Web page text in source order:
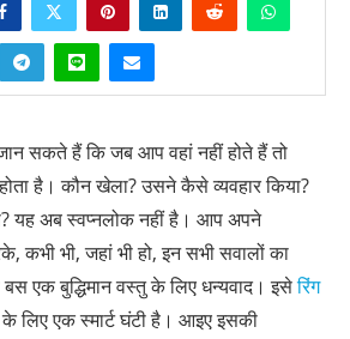
सकते हैं कि जब आप वहां नहीं होते हैं तो
है। कौन खेला? उसने कैसे व्यवहार किया?
यह अब स्वप्नलोक नहीं है। आप अपने
कभी भी, जहां भी हो, इन सभी सवालों का
एक बुद्धिमान वस्तु के लिए धन्यवाद। इसेरिंग
लिए एक स्मार्ट घंटी है। आइए इसकी